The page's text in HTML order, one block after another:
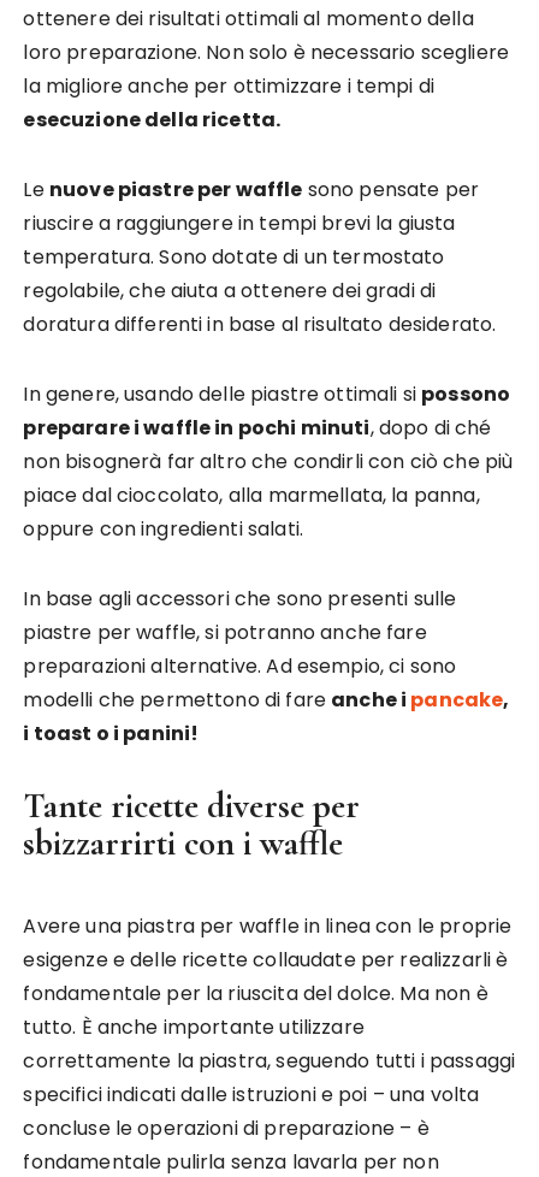
ottenere dei risultati ottimali al momento della
loro preparazione. Non solo è necessario scegliere
la migliore anche per ottimizzare i tempi di
esecuzione della ricetta.
Le nuove piastre per waffle sono pensate per
riuscire a raggiungere in tempi brevi la giusta
temperatura. Sono dotate di un termostato
regolabile, che aiuta a ottenere dei gradi di
doratura differenti in base al risultato desiderato.
In genere, usando delle piastre ottimali si possono
preparare i waffle in pochi minuti, dopo di ché
non bisognerà far altro che condirli con ciò che più
piace dal cioccolato, alla marmellata, la panna,
oppure con ingredienti salati.
In base agli accessori che sono presenti sulle
piastre per waffle, si potranno anche fare
preparazioni alternative. Ad esempio, ci sono
modelli che permettono di fare anche i pancake,
i toast o i panini!
Tante ricette diverse per
sbizzarrirti con i waffle
Avere una piastra per waffle in linea con le proprie
esigenze e delle ricette collaudate per realizzarli è
fondamentale per la riuscita del dolce. Ma non è
tutto. È anche importante utilizzare
correttamente la piastra, seguendo tutti i passaggi
specifici indicati dalle istruzioni e poi – una volta
concluse le operazioni di preparazione – è
fondamentale pulirla senza lavarla per non